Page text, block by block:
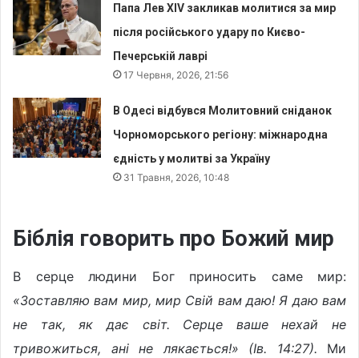
Папа Лев XIV закликав молитися за мир
після російського удару по Києво-
Печерській лаврі
17 Червня, 2026, 21:56
В Одесі відбувся Молитовний сніданок
Чорноморського регіону: міжнародна
єдність у молитві за Україну
31 Травня, 2026, 10:48
Біблія говорить про Божий мир
В серце людини Бог приносить саме мир:
«Зоставляю вам мир, мир Свій вам даю! Я даю вам
не так, як дає світ. Серце ваше нехай не
тривожиться, ані не лякається!» (Ів. 14:27). Ми